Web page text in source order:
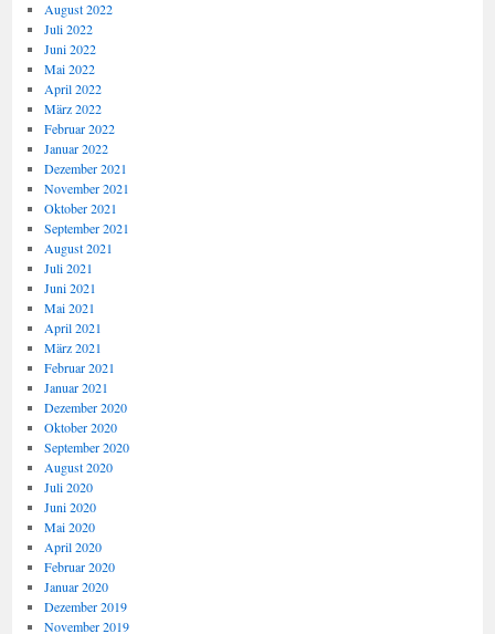
August 2022
Juli 2022
Juni 2022
Mai 2022
April 2022
März 2022
Februar 2022
Januar 2022
Dezember 2021
November 2021
Oktober 2021
September 2021
August 2021
Juli 2021
Juni 2021
Mai 2021
April 2021
März 2021
Februar 2021
Januar 2021
Dezember 2020
Oktober 2020
September 2020
August 2020
Juli 2020
Juni 2020
Mai 2020
April 2020
Februar 2020
Januar 2020
Dezember 2019
November 2019